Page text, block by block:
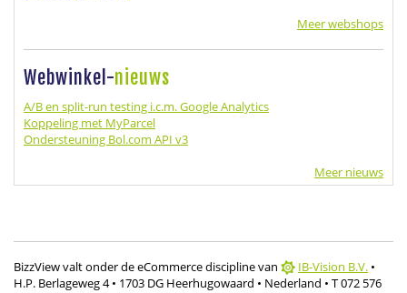
Meer webshops
Webwinkel-nieuws
A/B en split-run testing i.c.m. Google Analytics
Koppeling met MyParcel
Ondersteuning Bol.com API v3
Meer nieuws
BizzView valt onder de eCommerce discipline van IB-Vision B.V. •
H.P. Berlageweg 4 • 1703 DG Heerhugowaard • Nederland • T 072 576